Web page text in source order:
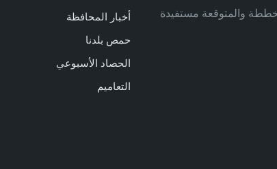
والمتوقعة مستفيدة
أخبار المحافظة
حمص بلدنا
الحصاد الأسبوعي
التعاميم